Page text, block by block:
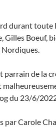
durant toute
Gilles Boeuf,
Nordiques.
de la
du 23/6/
par Carole